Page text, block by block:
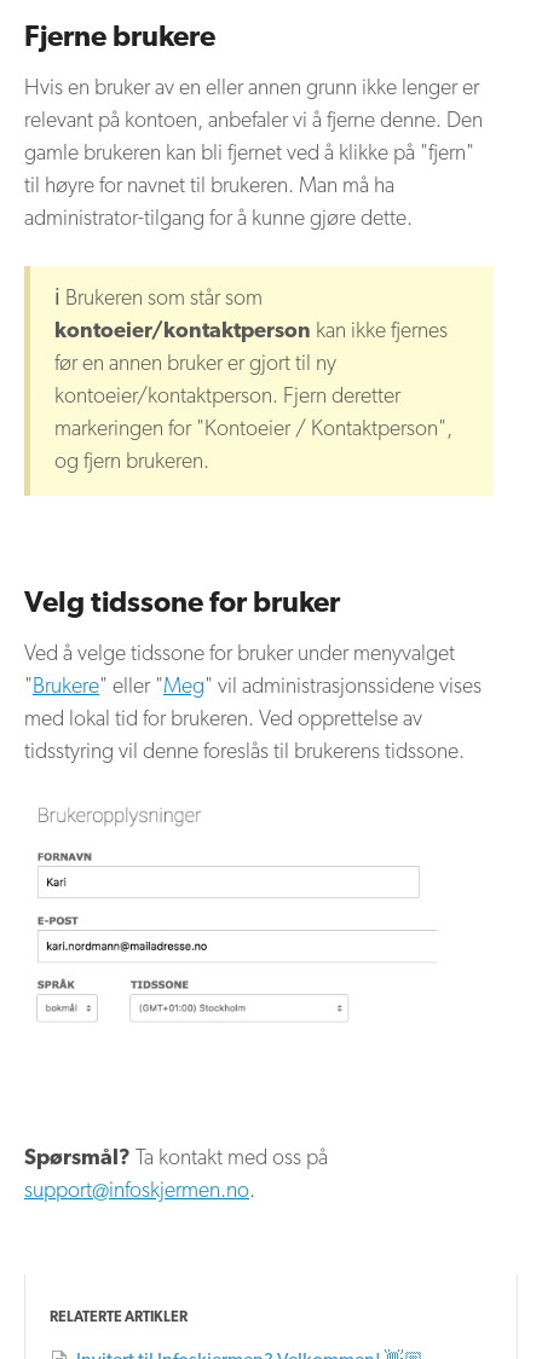
Fjerne brukere
Hvis en bruker av en eller annen grunn ikke lenger er
relevant på kontoen, anbefaler vi å fjerne denne. Den
gamle brukeren kan bli fjernet ved å klikke på "fjern"
til høyre for navnet til brukeren. Man må ha
administrator-tilgang for å kunne gjøre dette.
ℹ️ Brukeren som står som
kontoeier/kontaktperson kan ikke fjernes
før en annen bruker er gjort til ny
kontoeier/kontaktperson. Fjern deretter
markeringen for "Kontoeier / Kontaktperson",
og fjern brukeren.
Velg tidssone for bruker
Ved å velge tidssone for bruker under menyvalget
"Brukere" eller "Meg" vil administrasjonssidene vises
med lokal tid for brukeren. Ved opprettelse av
tidsstyring vil denne foreslås til brukerens tidssone.
Spørsmål? Ta kontakt med oss på
support@infoskjermen.no.
RELATERTE ARTIKLER